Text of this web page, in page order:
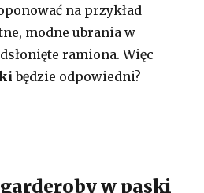
na przykład
modne ubrania w
ramiona. Więc
będzie odpowiedni?
w paski